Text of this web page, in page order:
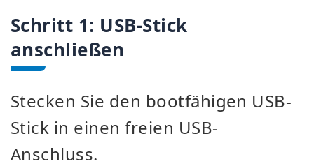
Schritt 1: USB-Stick
anschließen
Stecken Sie den bootfähigen USB-
Stick in einen freien USB-
Anschluss.